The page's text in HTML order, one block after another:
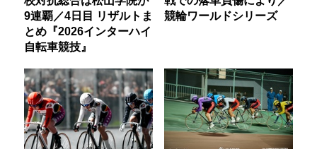
9連覇／4日目 リザルトま
とめ『2026インターハイ
自転車競技』
競輪ワールドシリーズ